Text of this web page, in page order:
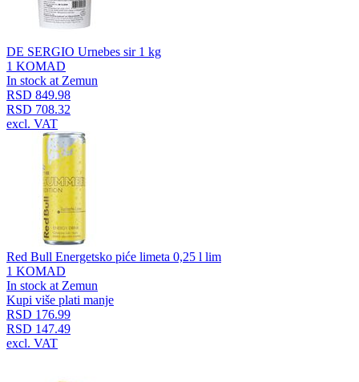
DE SERGIO Urnebes sir 1 kg
1 KOMAD
In stock at Zemun
RSD 849.98
RSD 708.32
excl. VAT
Red Bull Energetsko piće limeta 0,25 l lim
1 KOMAD
In stock at Zemun
Kupi više plati manje
RSD 176.99
RSD 147.49
excl. VAT